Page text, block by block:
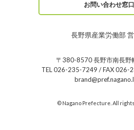
お問い合わせ窓口
長野県産業労働部
〒380-8570 長野市南長野
TEL 026-235-7249 / FAX 026-
© Nagano Prefecture. All